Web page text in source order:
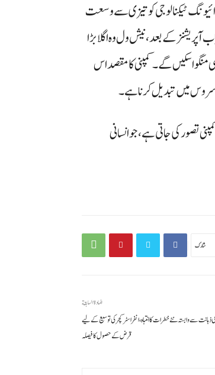
ٹیکنالوجی کو تیزی سے وسعت
کے بعد، نیش ول وہ اگلا بڑا
منگوا سکیں گے۔ کمپنی کا مقصد اس
میں تبدیل کرنا ہے۔
تصور کی جاتی ہے، جو انسانی
شارك
المادة السابقة
سے وابستہ نئے خطرات کا انتباہ، انفراسٹرکچر کی توسیع کے لیے
قرض کے حصول کا فیصلہ